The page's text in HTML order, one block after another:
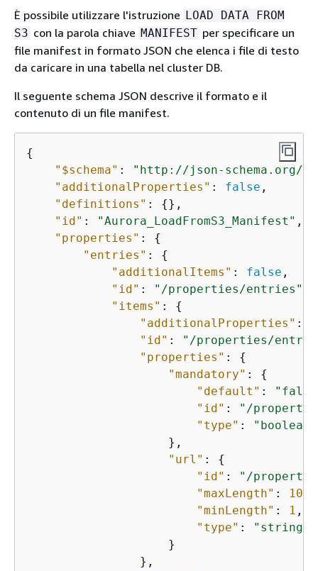
È possibile utilizzare l'istruzione LOAD DATA FROM
S3 con la parola chiave MANIFEST per specificare un
file manifest in formato JSON che elenca i file di testo
da caricare in una tabella nel cluster DB.
Il seguente schema JSON descrive il formato e il
contenuto di un file manifest.
{
"$schema" :
"http://json-schema.org/
"additionalProperties" : false ,
"definitions" : {},
"id" : "Aurora_LoadFromS3_Manifest" ,
"properties" : {
"entries" : {
"additionalItems" : false ,
"id" : "/properties/entries"
"items" : {
"additionalProperties" :
"id" :
"/properties/
"properties" : {
"mandatory" : {
"default" :
"id" :
"/
"type" :
"boolean"
                    },
"url" : {
"id" :
"/
"maxLength" : 1024
"minLength" : 1 ,
"type" :
"string"
                    }
                },